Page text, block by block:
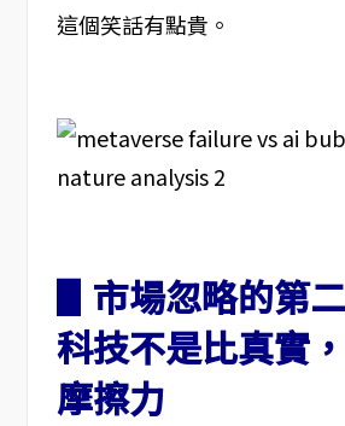
這個笑話有點貴。
▋市場忽略的第二
科技不是比真實
摩擦力